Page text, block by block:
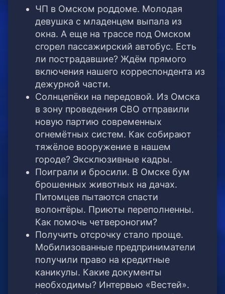
ЧП в Омском роддоме. Молодая
девушка с младенцем выпала из
окна. А еще на трассе под Омском
сгорел пассажирский автобус. Есть
ли пострадавшие? Ждём прямого
включения нашего корреспондента из
дежурной части.
Солнцепёки на передовой. Из Омска
в зону проведения СВО отправили
новую партию современных
огнемётных систем. Как собирают
тяжёлое вооружение в нашем
городе? Эксклюзивные кадры.
Поиграли и бросили. В Омске бум
брошенных животных на дачах.
Питомцев пытаются спасти
волонтёры. Приюты переполненны.
Как помочь четвероногим?
Получить отсрочку стало проще.
Мобилизованные предприниматели
получили право на кредитные
каникулы. Какие документы
необходимы? Интервью «Вестей».